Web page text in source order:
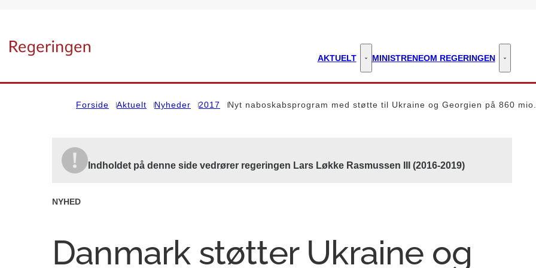
AKTUELT Aktuelt - Flere links
MINISTRENEOM REGERINGEN Om
Forside Aktuelt Nyheder 2017 Nyt naboskabsprogram med støtte til Ukraine og Georgien på 860 mio.
Indholdet på denne side vedrører regeringen Lars Løkke Rasmussen III (2016-2019)
NYHED
Danmark støtter Ukraine og